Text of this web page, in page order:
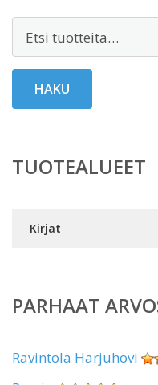
HAKU
TUOTEALUEET
Kirjat
PARHAAT
Ravintola Harjuhovi